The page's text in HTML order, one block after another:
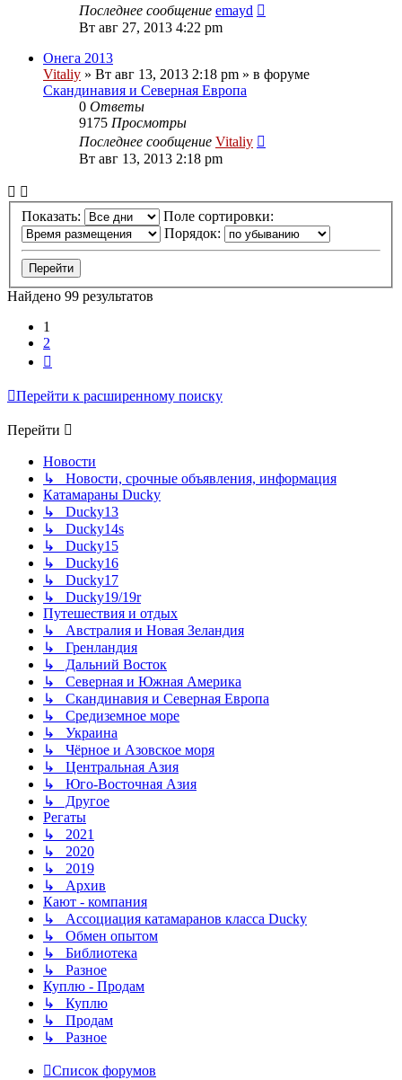
Последнее сообщение emayd
Вт авг 27, 2013 4:22 pm
Онега 2013
Vitaliy » Вт авг 13, 2013 2:18 pm » в форуме
Скандинавия и Северная Европа
0 Ответы
9175 Просмотры
Последнее сообщение Vitaliy
Вт авг 13, 2013 2:18 pm
Показать:
Поле сортировки:
Порядок:
Найдено 99 результатов
1
2
Перейти к расширенному поиску
Перейти
Новости
↳ Новости, срочные объявления, информация
Катамараны Ducky
↳ Ducky13
↳ Ducky14s
↳ Ducky15
↳ Ducky16
↳ Ducky17
↳ Ducky19/19r
Путешествия и отдых
↳ Австралия и Новая Зеландия
↳ Гренландия
↳ Дальний Восток
↳ Северная и Южная Америка
↳ Скандинавия и Северная Европа
↳ Средиземное море
↳ Украина
↳ Чёрное и Азовское моря
↳ Центральная Азия
↳ Юго-Восточная Азия
↳ Другое
Регаты
↳ 2021
↳ 2020
↳ 2019
↳ Архив
Кают - компания
↳ Ассоциация катамаранов класса Ducky
↳ Обмен опытом
↳ Библиотека
↳ Разное
Куплю - Продам
↳ Куплю
↳ Продам
↳ Разное
Список форумов